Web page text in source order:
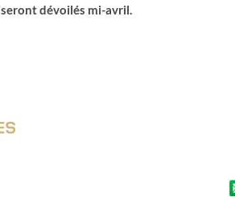
seront dévoilés mi-avril.